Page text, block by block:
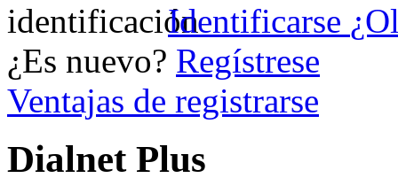
Identificarse
¿Es nuevo? Regístrese
Ventajas de registrarse
Dialnet Plus